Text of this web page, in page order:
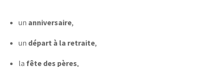
un anniversaire,
un départ à la retraite,
la fête des pères,